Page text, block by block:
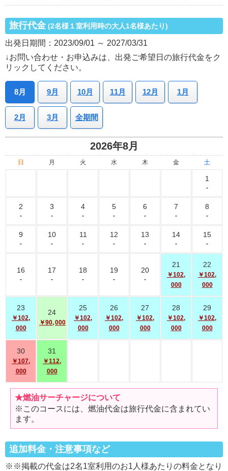
旅行代金 (2名様１室利用時の大人1名様あたり)
出発日期間：2023/09/01 ～ 2027/03/31
↓お問い合わせ・お申込みは、出発ご希望日の旅行代金をク
リックしてください。
8月 9月 10月 11月 12月 1月
2月 3月 全期間
2026年8月
日 月 火 水 木 金 土
1
-
2
-
3
-
4
-
5
-
6
-
7
-
8
-
9
-
10
-
11
-
12
-
13
-
14
-
15
-
16
-
17
-
18
-
19
-
20
-
21
￥102,
000
22
￥102,
000
23
￥102,
000
24
￥90,000
25
￥102,
000
26
￥102,
000
27
￥102,
000
28
￥102,
000
29
￥102,
000
30
￥107,
000
31
￥112,
000
★燃油サーチャージについて
※このコースには、燃油代金は旅行代金に含まれてい
ます。
追加料金・注意事項など
※※掲載の代金は2名1室利用のお1人様あたりの料金となり